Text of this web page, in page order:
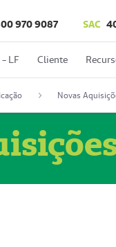
970 9087 SAC
- LF Cliente
Novas